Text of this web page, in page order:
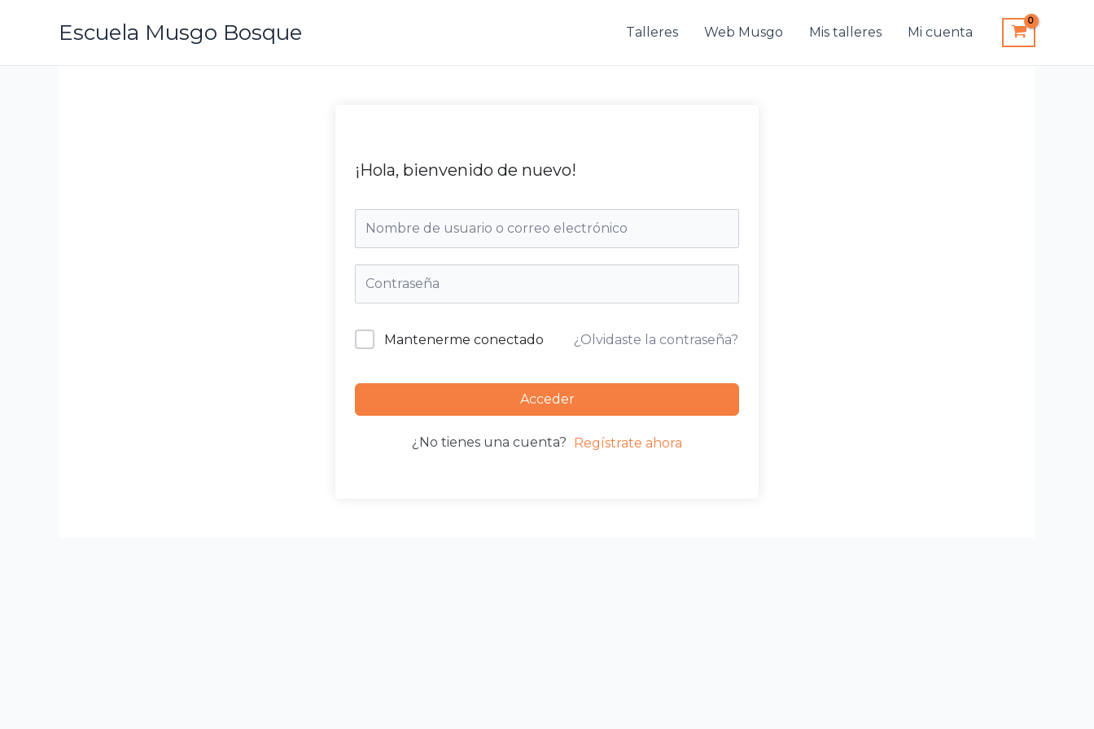
Escuela Musgo Bosque Talleres Web Musgo Mis talleres Mi cuenta
¡Hola, bienvenido de nuevo!
Mantenerme conectado ¿Olvidaste la contraseña?
Acceder
¿No tienes una cuenta? Regístrate ahora